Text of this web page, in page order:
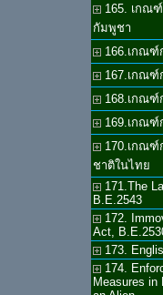
165. เกณ
กัมพูชา
166.เกณฑ์
167.เกณฑ์
168.เกณฑ์
169.เกณฑ์
170.เกณฑ์
ชาติในไทย
171.The
B.E.2543
172.
Act,
173.
174.
Measures in